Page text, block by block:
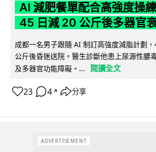
AI 減肥餐單配合高強度操
45 日減 20 公斤後多器官
成都一名男子跟隨 AI 制訂高強度減脂計劃
公斤後昏迷送院。醫生診斷他患上尿源性膿
及多器官功能障礙。...
閱讀全文
23 4 ↗ 分享
ADVERTISEMENT